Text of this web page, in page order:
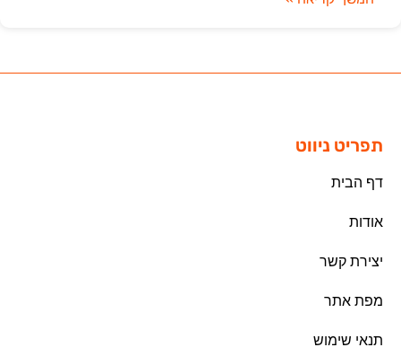
תפריט ניווט
דף הבית
אודות
יצירת קשר
מפת אתר
תנאי שימוש